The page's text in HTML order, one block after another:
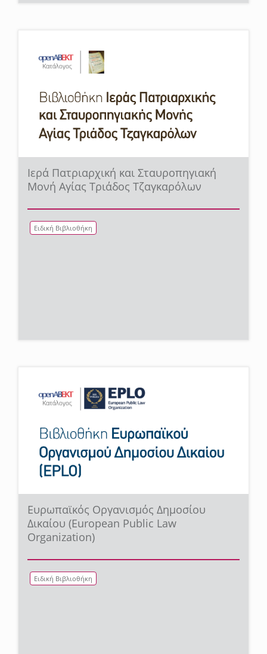
Ιερά Πατριαρχική και Σταυροπηγιακή
Μονή Αγίας Τριάδος Τζαγκαρόλων
Ειδική Βιβλιοθήκη
Ευρωπαϊκός Οργανισμός Δημοσίου
Δικαίου (European Public Law
Organization)
Ειδική Βιβλιοθήκη